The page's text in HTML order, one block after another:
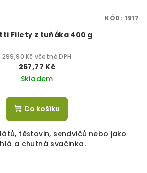
Filety z tuňáka 400 g
299,90 Kč včetně DPH
267,77 Kč
Skladem
Do košíku
těstovin, sendvičů nebo jako
a chutná svačinka.
KÓD: 1917